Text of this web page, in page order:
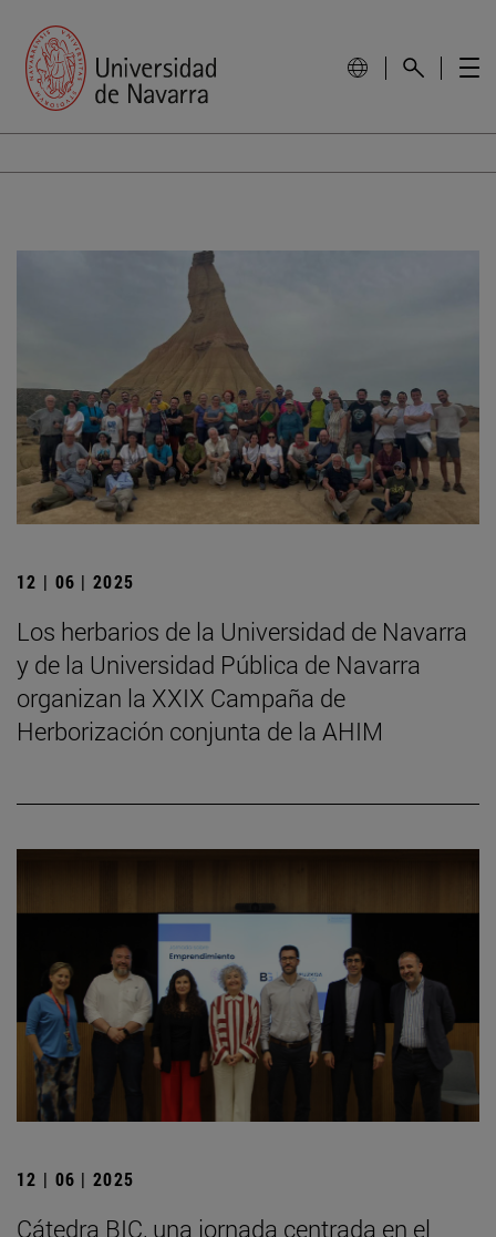
12 | 06 | 2025
Los herbarios de la Universidad de Navarra
y de la Universidad Pública de Navarra
organizan la XXIX Campaña de
Herborización conjunta de la AHIM
12 | 06 | 2025
Cátedra BIC, una jornada centrada en el